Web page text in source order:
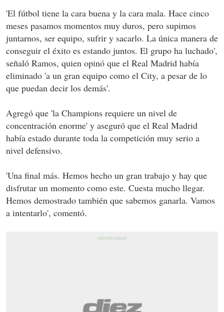
'El fútbol tiene la cara buena y la cara mala. Hace cinco
meses pasamos momentos muy duros, pero supimos
juntarnos, ser equipo, sufrir y sacarlo. La única manera de
conseguir el éxito es estando juntos. El grupo ha luchado',
señaló Ramos, quien opinó que el Real Madrid había
eliminado 'a un gran equipo como el City, a pesar de lo
que puedan decir los demás'.
Agregó que 'la Champions requiere un nivel de
concentración enorme' y aseguró que el Real Madrid
había estado durante toda la competición muy serio a
nivel defensivo.
'Una final más. Hemos hecho un gran trabajo y hay que
disfrutar un momento como este. Cuesta mucho llegar.
Hemos demostrado también que sabemos ganarla. Vamos
a intentarlo', comentó.